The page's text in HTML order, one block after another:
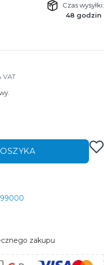
Czas wysyłki:
48 godzin
VAT
VAT
zakupu